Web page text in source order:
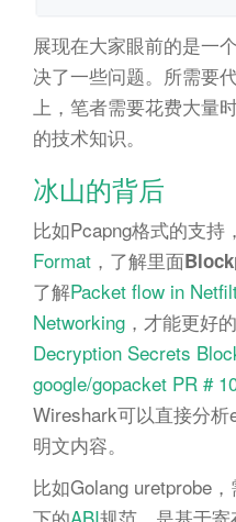
展现在大家眼前的是一
决了一些问题。所需要
上，笔者需要花费大量
的技术知识。
冰山的背后
比如Pcapng格式的支持
Format ，了解里面Block
了解Packet flow in
Networking ，才能更好
Decryption Secrets
google/gopacket PR #
Wireshark可以直接分
明文内容。
比如Golang uretprobe